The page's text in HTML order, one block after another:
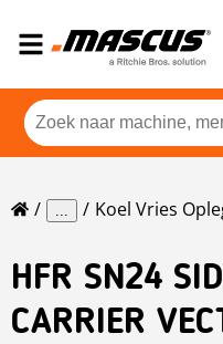
... Koel Vries
HFR SN24
CARRIER